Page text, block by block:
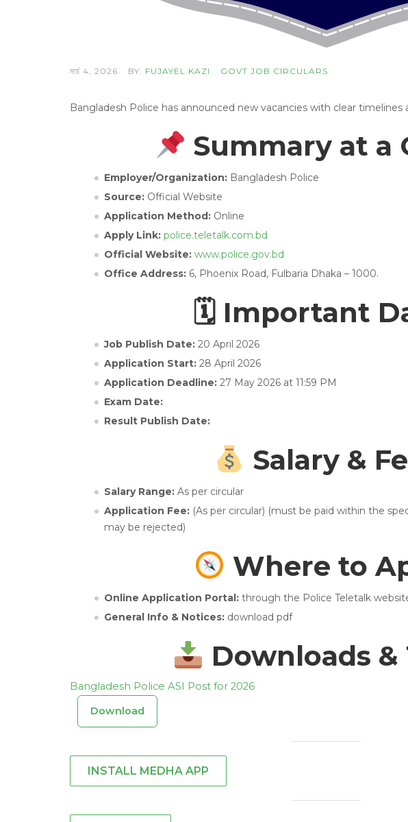
মার্চ 4, 2026 BY: FUJAYEL KAZI GOVT JOB CIRCULARS
Bangladesh Police has announced new vacancies with clear timelines
Summary at a
Employer/Organization: Bangladesh Police
Source: Official Website
Application Method: Online
Apply Link: police.teletalk.com.bd
Official Website: www.police.gov.bd
Office Address: 6, Phoenix Road, Fulbaria Dhaka – 1000.
🗓 Important
Job Publish Date: 20 April 2026
Application Start: 28 April 2026
Application Deadline: 27 May 2026 at 11:59 PM
Exam Date:
Result Publish Date:
Salary &
Salary Range: As per circular
Application Fee: (As per circular) (must be paid within the
may be rejected)
Where to
Online Application Portal: through the Police Teletalk
General Info & Notices: download pdf
Downloads &
Bangladesh Police ASI Post for 2026
Download
INSTALL MEDHA APP